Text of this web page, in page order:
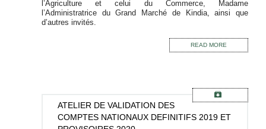
l’Agriculture et celui du Commerce, Madame
l’Administratrice du Grand Marché de Kindia, ainsi que
d’autres invités.
READ MORE
ATELIER DE VALIDATION DES
COMPTES NATIONAUX DEFINITIFS 2019 ET